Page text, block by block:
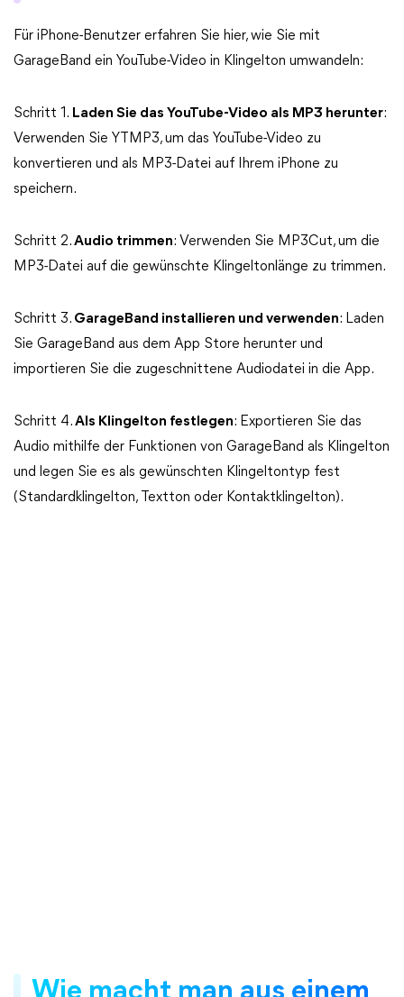
Für iPhone-Benutzer erfahren Sie hier, wie Sie mit
GarageBand ein YouTube-Video in Klingelton umwandeln:
Schritt 1. Laden Sie das YouTube-Video als MP3 herunter:
Verwenden Sie YTMP3, um das YouTube-Video zu
konvertieren und als MP3-Datei auf Ihrem iPhone zu
speichern.
Schritt 2.Audio trimmen: Verwenden Sie MP3Cut, um die
MP3-Datei auf die gewünschte Klingeltonlänge zu trimmen.
Schritt 3. GarageBand installieren und verwenden: Laden
Sie GarageBand aus dem App Store herunter und
importieren Sie die zugeschnittene Audiodatei in die App.
Schritt 4.Als Klingelton festlegen: Exportieren Sie das
Audio mithilfe der Funktionen von GarageBand als Klingelton
und legen Sie es als gewünschten Klingeltontyp fest
(Standardklingelton, Textton oder Kontaktklingelton).